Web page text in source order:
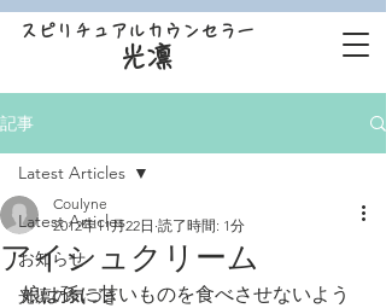
スピリチュアルカウンセラー
光凛
記事
Latest Articles
お知らせ
光凛の気づき
Latest Articles
アイシュクリーム
Coulyne
2012年11月22日 読了時間: 1分
娘は孫に甘いものを食べさせないよう